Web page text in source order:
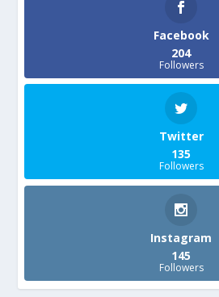
Facebook
204
Followers
Twitter
135
Followers
Instagram
145
Followers